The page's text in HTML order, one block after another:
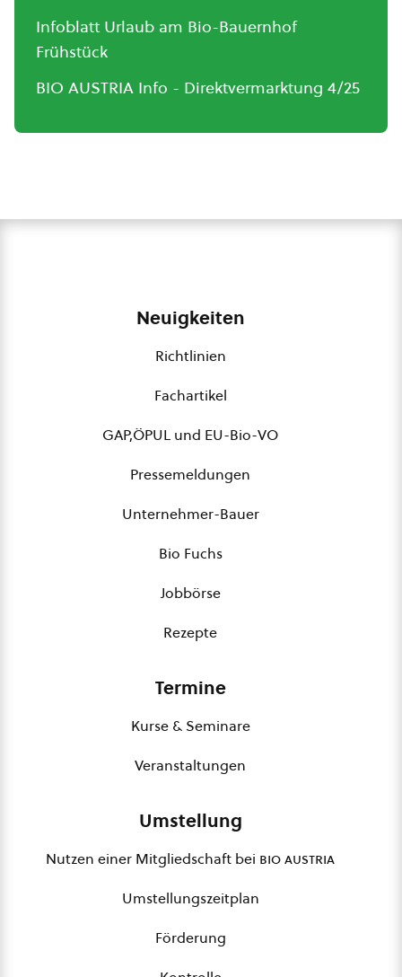
Infoblatt Urlaub am Bio-Bauernhof
Frühstück
BIO AUSTRIA Info - Direktvermarktung 4/25
Neuigkeiten
Richtlinien
Fachartikel
GAP,ÖPUL und EU-Bio-VO
Pressemeldungen
Unternehmer-Bauer
Bio Fuchs
Jobbörse
Rezepte
Termine
Kurse & Seminare
Veranstaltungen
Umstellung
Nutzen einer Mitgliedschaft bei bio austria
Umstellungszeitplan
Förderung